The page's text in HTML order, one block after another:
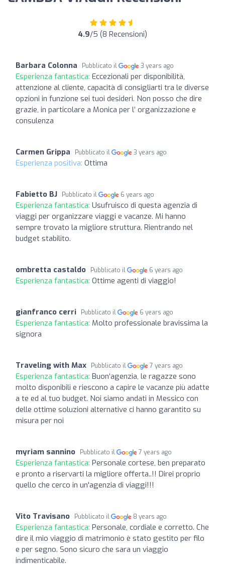
4.9/5 (8 Recensioni)
Barbara Colonna Pubblicato il 3 years ago
Esperienza fantastica: Eccezionali per disponibilità,
attenzione al cliente, capacità di consigliarti tra le diverse
opzioni in funzione sei tuoi desideri. Non posso che dire
grazie, in particolare a Monica per l’ organizzazione e
consulenza
Carmen Grippa Pubblicato il 3 years ago
Esperienza positiva: Ottima
Fabietto BJ Pubblicato il 6 years ago
Esperienza fantastica: Usufruisco di questa agenzia di
viaggi per organizzare viaggi e vacanze. Mi hanno
sempre trovato la migliore struttura. Rientrando nel
budget stabilito.
ombretta castaldo Pubblicato il 6 years ago
Esperienza fantastica: Ottime agenti di viaggio!
gianfranco cerri Pubblicato il 6 years ago
Esperienza fantastica: Molto professionale bravissima la
signora
Traveling with Max Pubblicato il 7 years ago
Esperienza fantastica: Buon‘agenzia, le ragazze sono
molto disponibili e riescono a capire le vacanze più adatte
a te ed al tuo budget. Noi siamo andati in Messico con
delle ottime soluzioni alternative ci hanno garantito su
misura per noi
myriam sannino Pubblicato il 7 years ago
Esperienza fantastica: Personale cortese, ben preparato
e pronto a riservarti la migliore offerta..!! Direi proprio
quello che cerco in un'agenzia di viaggi!!!
Vito Travisano Pubblicato il 8 years ago
Esperienza fantastica: Personale, cordiale e corretto. Che
dire il mio viaggio di matrimonio è stato gestito per filo
e per segno. Sono sicuro che sara un viaggio
indimenticabile.